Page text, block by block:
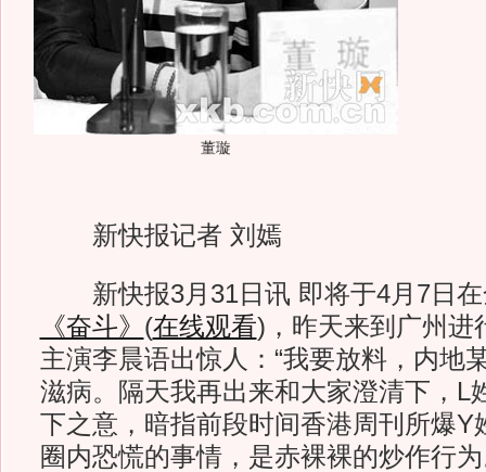
董璇
新快报记者 刘嫣
新快报3月31日讯 即将于4月7日在
《奋斗》 (在线观看)，昨天来到广州进
主演李晨语出惊人：“我要放料，内地
滋病。隔天我再出来和大家澄清下，L
下之意，暗指前段时间香港周刊所爆Y
圈内恐慌的事情，是赤裸裸的炒作行